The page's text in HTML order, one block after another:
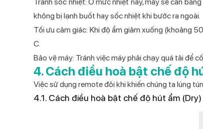
Tránh sốc nhiệt: Ở mức nhiệt này, máy sẽ cân
không bị lạnh buốt hay sốc nhiệt khi bước ra ngoài.
Tối ưu cảm giác: Khi độ ẩm giảm xuống (khoảng
C.
Bảo vệ máy: Tránh việc máy phải chạy quá tải để
4. Cách điều hoà bật chế độ
Việc sử dụng remote đôi khi khiến chúng ta lúng
4.1. Cách điều hoà bật chế độ hút ẩm (Dry)